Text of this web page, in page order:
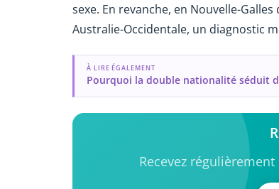
sexe. En revanche, en Nouvelle-
Australie-Occidentale, un diagnostic
À LIRE ÉGALEMENT
Pourquoi la double nationalité séduit
Recevez